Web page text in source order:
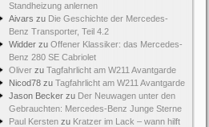
Standheizung anlernen
Aivars zu Die Geschichte der Mercedes-
Benz Transporter, Teil 4.2
Widder zu Offener Klassiker: das Mercedes-
Benz 280 SE Cabriolet
Oliver zu Tagfahrlicht am W211 Avantgarde
Nicod78 zu Tagfahrlicht am W211 Avantgarde
Jason Becker zu Der Neuwagen unter den
Gebrauchten: Mercedes-Benz Junge Sterne
Paul Kersten zu Kratzer im Lack – wann hilft